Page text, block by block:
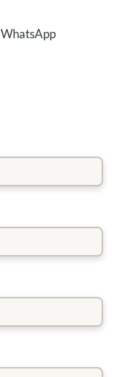
WhatsApp